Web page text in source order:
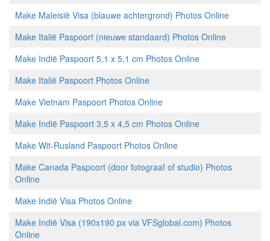
Make Maleisië Visa (blauwe achtergrond) Photos Online
Make Italië Paspoort (nieuwe standaard) Photos Online
Make Indië Paspoort 5,1 x 5,1 cm Photos Online
Make Italië Paspoort Photos Online
Make Vietnam Paspoort Photos Online
Make Indië Paspoort 3,5 x 4,5 cm Photos Online
Make Wit-Rusland Paspoort Photos Online
Make Canada Paspoort (door fotograaf of studio) Photos
Online
Make Indië Visa Photos Online
Make Indië Visa (190x190 px via VFSglobal.com) Photos
Online